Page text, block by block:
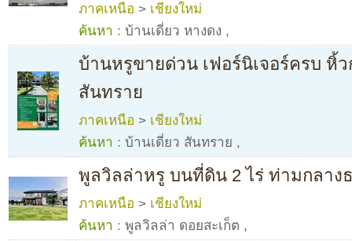
ภาคเหนือ > เชียงใหม่
ค้นหา : บ้านเดี่ยว หางดง ,
บ้านหรูขายด่วน เฟอร์นิเจอร์ครบ หิ้ว
สันทราย
ภาคเหนือ > เชียงใหม่
ค้นหา : บ้านเดี่ยว สันทราย ,
พูลวิลล่าหรู บนที่ดิน 2 ไร่ ท่ามกลาง
ภาคเหนือ > เชียงใหม่
ค้นหา : พูลวิลล่า ดอยสะเก็ต ,